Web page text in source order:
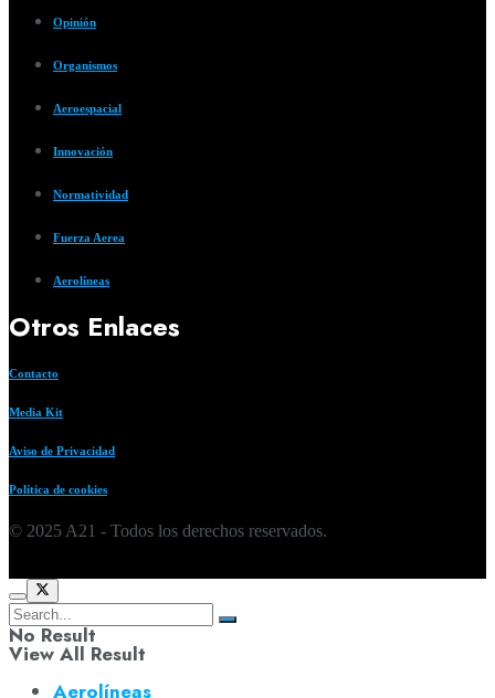
Opinión
Organismos
Aeroespacial
Innovación
Normatividad
Fuerza Aerea
Aerolíneas
Otros Enlaces
Contacto
Media Kit
Aviso de Privacidad
Política de cookies
© 2025 A21 - Todos los derechos reservados.
No Result
View All Result
Aerolíneas